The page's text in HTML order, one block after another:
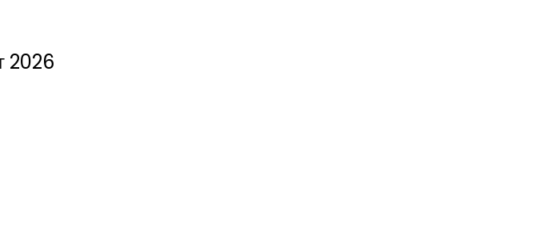
2026